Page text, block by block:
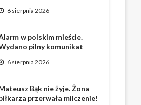
6 sierpnia 2026
w polskim mieście.
pilny komunikat
6 sierpnia 2026
Bąk nie żyje. Żona
przerwała milczenie!